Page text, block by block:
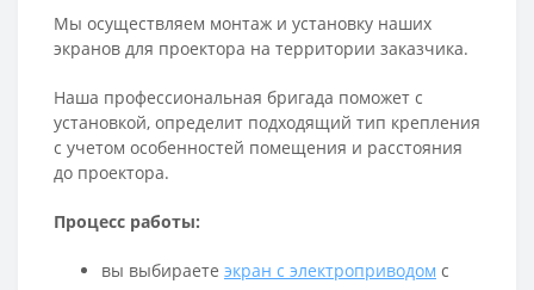
Мы осуществляем монтаж и установку наших
экранов для проектора на территории заказчика.
Наша профессиональная бригада поможет с
установкой, определит подходящий тип крепления
с учетом особенностей помещения и расстояния
до проектора.
Процесс работы:
вы выбираете экран с электроприводом с